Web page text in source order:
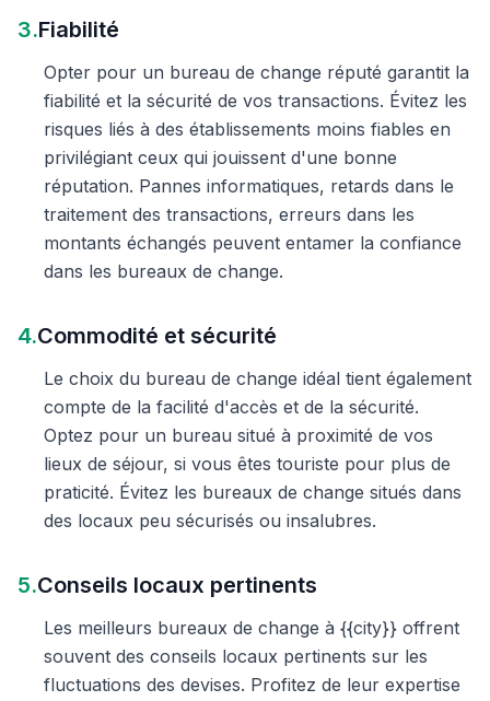
3.Fiabilité
Opter pour un bureau de change réputé garantit la
fiabilité et la sécurité de vos transactions. Évitez les
risques liés à des établissements moins fiables en
privilégiant ceux qui jouissent d'une bonne
réputation. Pannes informatiques, retards dans le
traitement des transactions, erreurs dans les
montants échangés peuvent entamer la confiance
dans les bureaux de change.
4.Commodité et sécurité
Le choix du bureau de change idéal tient également
compte de la facilité d'accès et de la sécurité.
Optez pour un bureau situé à proximité de vos
lieux de séjour, si vous êtes touriste pour plus de
praticité. Évitez les bureaux de change situés dans
des locaux peu sécurisés ou insalubres.
5.Conseils locaux pertinents
Les meilleurs bureaux de change à {{city}} offrent
souvent des conseils locaux pertinents sur les
fluctuations des devises. Profitez de leur expertise